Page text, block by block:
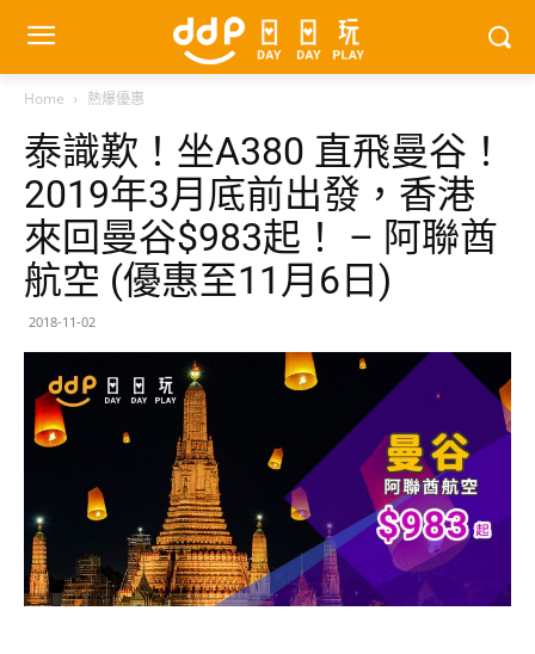
Home 熱爆優惠
泰識歎！坐A380 直飛曼谷！
2019年3月底前出發，香港
來回曼谷$983起！ – 阿聯酋
航空 (優惠至11月6日)
2018-11-02